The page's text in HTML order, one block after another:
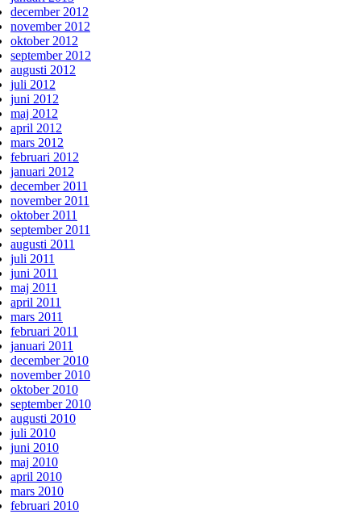
december 2012
november 2012
oktober 2012
september 2012
augusti 2012
juli 2012
juni 2012
maj 2012
april 2012
mars 2012
februari 2012
januari 2012
december 2011
november 2011
oktober 2011
september 2011
augusti 2011
juli 2011
juni 2011
maj 2011
april 2011
mars 2011
februari 2011
januari 2011
december 2010
november 2010
oktober 2010
september 2010
augusti 2010
juli 2010
juni 2010
maj 2010
april 2010
mars 2010
februari 2010